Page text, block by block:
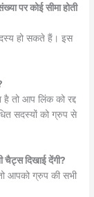
पर कोई सीमा होती
हो सकते हैं। इस
तो आप लिंक को रद्द
सदस्यों को ग्रुप से
चैट्स दिखाई देंगी?
आपको ग्रुप की सभी